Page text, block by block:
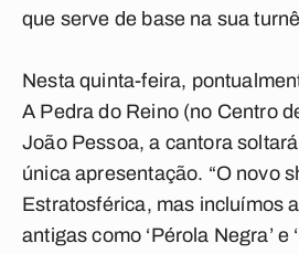
que serve de base na sua
Nesta quinta-feira,
A Pedra do Reino (no Centro
João Pessoa, a cantora
única apresentação. “O novo
Estratosférica, mas incluímos
antigas como ‘Pérola Negra’ e